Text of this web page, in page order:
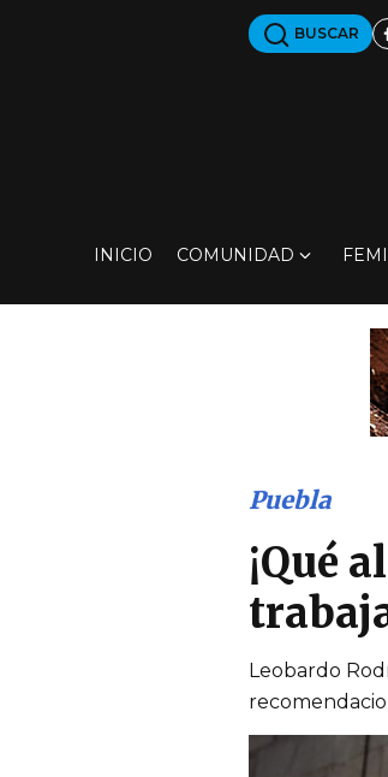
BUSCAR
INICIO COMUNIDAD
Puebla
¡Qué
Leobardo